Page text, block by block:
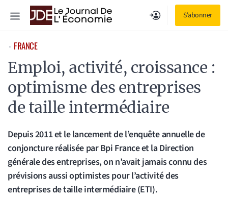
S'abonner
Menu
⋅ FRANCE
Emploi, activité, croissance :
optimisme des entreprises
de taille intermédiaire
Depuis 2011 et le lancement de l’enquête annuelle de
conjoncture réalisée par Bpi France et la Direction
générale des entreprises, on n’avait jamais connu des
prévisions aussi optimistes pour l’activité des
entreprises de taille intermédiaire (ETI).